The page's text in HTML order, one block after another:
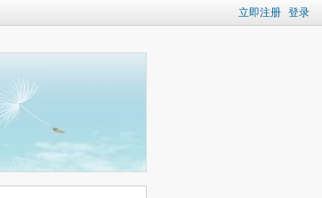
立即注册 登录